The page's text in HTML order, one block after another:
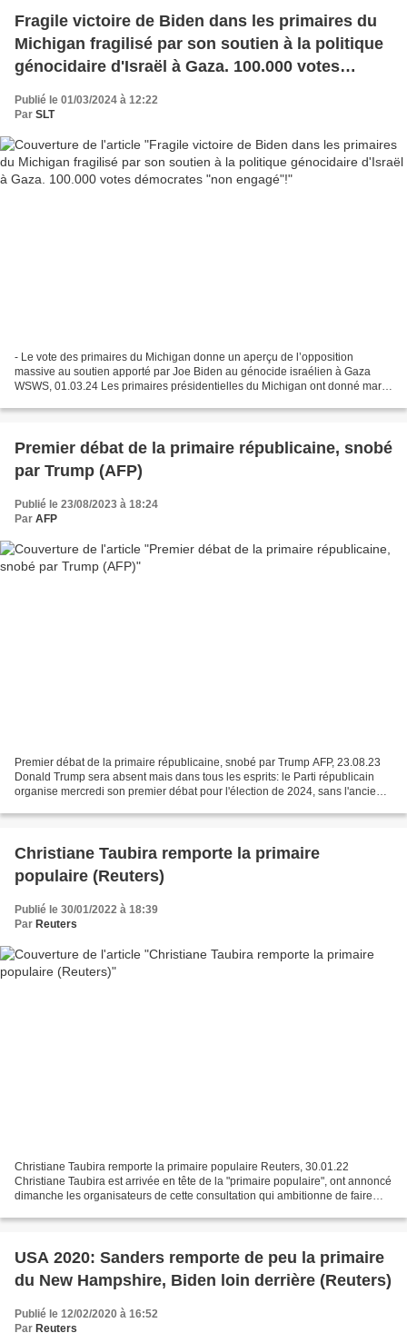
Fragile victoire de Biden dans les primaires du
Michigan fragilisé par son soutien à la politique
génocidaire d'Israël à Gaza. 100.000 votes
Publié le 01/03/2024 à 12:22
Par SLT
- Le vote des primaires du Michigan donne un aperçu de l’opposition
massive au soutien apporté par Joe Biden au génocide israélien à Gaza
WSWS, 01.03.24 Les primaires présidentielles du Michigan ont donné mardi
Premier débat de la primaire républicaine, snobé
par Trump (AFP)
Publié le 23/08/2023 à 18:24
Par AFP
Premier débat de la primaire républicaine, snobé par Trump AFP, 23.08.23
Donald Trump sera absent mais dans tous les esprits: le Parti républicain
organise mercredi son premier débat pour l'élection de 2024, sans l'ancien
Christiane Taubira remporte la primaire
populaire (Reuters)
Publié le 30/01/2022 à 18:39
Par Reuters
Christiane Taubira remporte la primaire populaire Reuters, 30.01.22
Christiane Taubira est arrivée en tête de la "primaire populaire", ont annoncé
dimanche les organisateurs de cette consultation qui ambitionne de faire
USA 2020: Sanders remporte de peu la primaire
du New Hampshire, Biden loin derrière (Reuters)
Publié le 12/02/2020 à 16:52
Par Reuters